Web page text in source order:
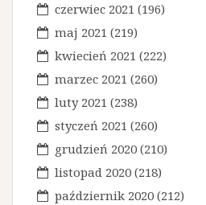
czerwiec 2021 (196)
maj 2021 (219)
kwiecień 2021 (222)
marzec 2021 (260)
luty 2021 (238)
styczeń 2021 (260)
grudzień 2020 (210)
listopad 2020 (218)
październik 2020 (212)